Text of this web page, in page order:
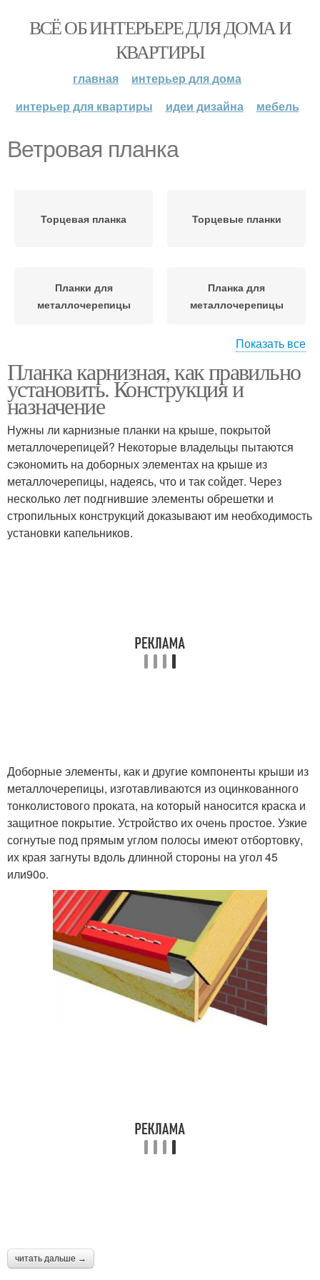
ВСЁ ОБ ИНТЕРЬЕРЕ ДЛЯ ДОМА И
КВАРТИРЫ
главная
интерьер для дома
интерьер для квартиры
идеи дизайна мебель
Ветровая планка
Торцевая планка Торцевые планки
Планки для
металлочерепицы
Планка для
металлочерепицы
профнастила
Планка на кровле
Карнизная планка
Показать все
Планка карнизная, как правильно
установить. Конструкция и
назначение
Нужны ли карнизные планки на крыше, покрытой
металлочерепицей? Некоторые владельцы пытаются
сэкономить на доборных элементах на крыше из
металлочерепицы, надеясь, что и так сойдет. Через
несколько лет подгнившие элементы обрешетки и
стропильных конструкций доказывают им необходимость
установки капельников.
Доборные элементы, как и другие компоненты крыши из
металлочерепицы, изготавливаются из оцинкованного
тонколистового проката, на который наносится краска и
защитное покрытие. Устройство их очень простое. Узкие
согнутые под прямым углом полосы имеют отбортовку,
их края загнуты вдоль длинной стороны на угол 45
или90о.
читать дальше →